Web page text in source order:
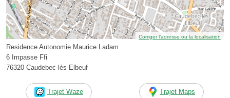
Corriger l’adresse ou la localisation
Residence Autonomie Maurice Ladam
6 Impasse Ffi
76320 Caudebec-lès-Elbeuf
Trajet Waze Trajet Maps